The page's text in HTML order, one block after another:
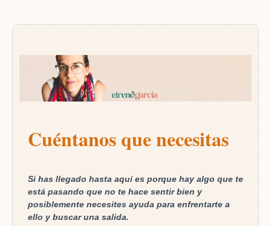
Cuéntanos que necesitas
Si has llegado hasta aquí es porque hay algo que te
está pasando que no te hace sentir bien y
posiblemente necesites ayuda para enfrentarte a
ello y buscar una salida.